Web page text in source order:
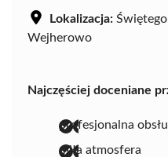
Lokalizacja:
Wejherowo
Najczęściej doceniane
profesjonalna
miła atmosfera